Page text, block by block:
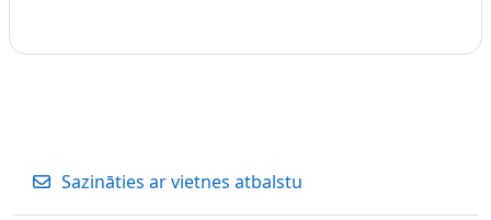
Sazināties ar vietnes atbalstu